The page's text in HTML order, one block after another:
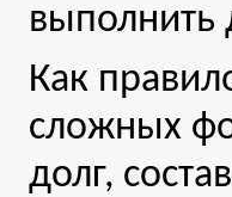
выполнить
Как
сложных
долг,